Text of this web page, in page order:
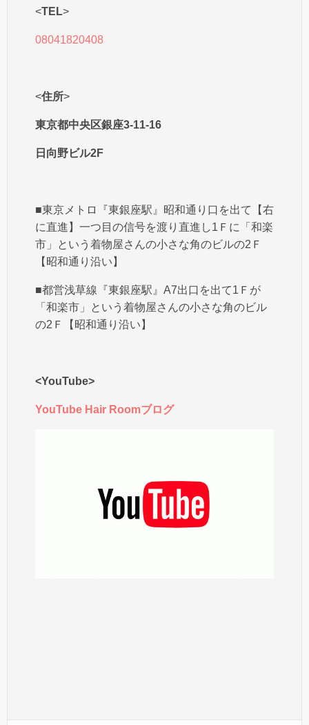
<TEL>
08041820408
<住所>
東京都中央区銀座3-11-16
日向野ビル2F
■東京メトロ『東銀座駅』昭和通り口を出て【右
に直進】一つ目の信号を渡り直進し1Ｆに「和楽
市」という着物屋さんの小さな角のビルの2Ｆ
【昭和通り沿い】
■都営浅草線『東銀座駅』A7出口を出て1Ｆが
「和楽市」という着物屋さんの小さな角のビル
の2Ｆ【昭和通り沿い】
<YouTube>
YouTube Hair Roomブログ